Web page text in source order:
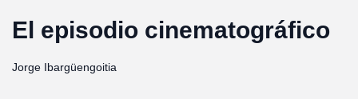
El episodio cinematográfico
Jorge Ibargüengoitia